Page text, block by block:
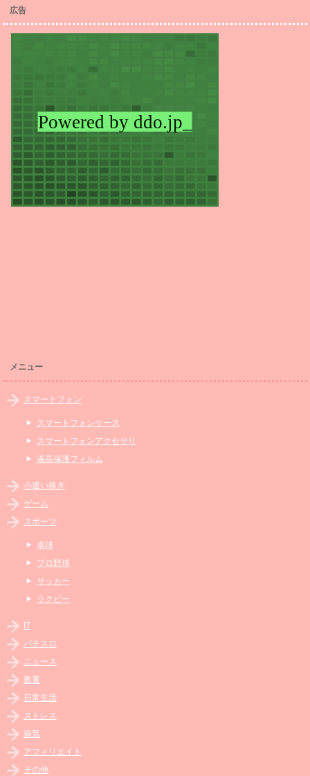
広告
メニュー
スマートフォン
スマートフォンケース
スマートフォンアクセサリ
液晶保護フィルム
小遣い稼ぎ
ゲーム
スポーツ
卓球
プロ野球
サッカー
ラクビー
IT
パチスロ
ニュース
教養
日常生活
ストレス
病気
アフィリエイト
その他